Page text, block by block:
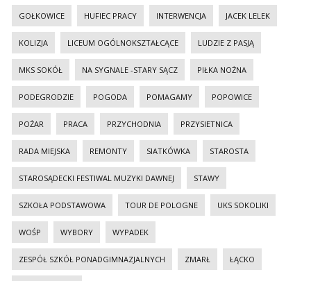
GOŁKOWICE HUFIEC PRACY INTERWENCJA JACEK LELEK
KOLIZJA LICEUM OGÓLNOKSZTAŁCĄCE LUDZIE Z PASJĄ
MKS SOKÓŁ NA SYGNALE -STARY SĄCZ PIŁKA NOŻNA
PODEGRODZIE POGODA POMAGAMY POPOWICE
POŻAR PRACA PRZYCHODNIA PRZYSIETNICA
RADA MIEJSKA REMONTY SIATKÓWKA STAROSTA
STAROSĄDECKI FESTIWAL MUZYKI DAWNEJ STAWY
SZKOŁA PODSTAWOWA TOUR DE POLOGNE UKS SOKOLIKI
WOŚP WYBORY WYPADEK
ZESPÓŁ SZKÓŁ PONADGIMNAZJALNYCH ZMARŁ ŁĄCKO